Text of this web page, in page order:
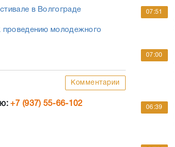
в Волгограде
проведению молодежного
Комментарии
+7 (937) 55-66-102
07:51
07:00
06:39